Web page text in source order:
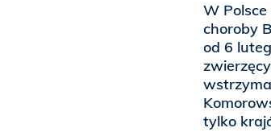
W
choroby
od 6
tylko